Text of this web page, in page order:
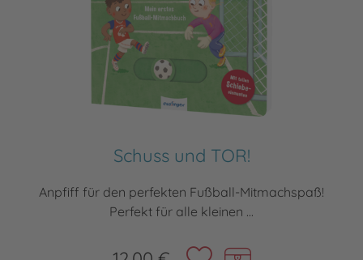
Schuss und TOR!
Anpfiff für den perfekten Fußball-Mitmachspaß!
Perfekt für alle kleinen ...